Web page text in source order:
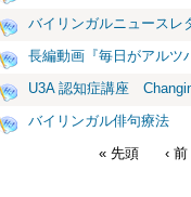
バイリンガルニュースレ
長編動画『毎日がアルツ
U3A 認知症講座
バイリンガル俳句療法
« 先頭
‹ 前